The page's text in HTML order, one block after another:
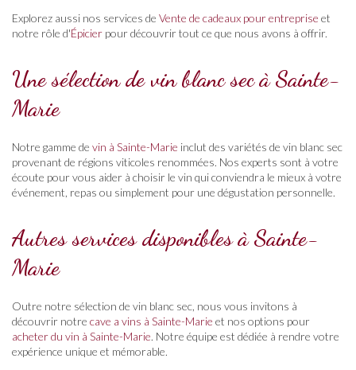
Explorez aussi nos services de Vente de cadeaux pour entreprise et
notre rôle d'Épicier pour découvrir tout ce que nous avons à offrir.
Une sélection de vin blanc sec à Sainte-
Marie
Notre gamme de vin à Sainte-Marie inclut des variétés de vin blanc sec
provenant de régions viticoles renommées. Nos experts sont à votre
écoute pour vous aider à choisir le vin qui conviendra le mieux à votre
événement, repas ou simplement pour une dégustation personnelle.
Autres services disponibles à Sainte-
Marie
Outre notre sélection de vin blanc sec, nous vous invitons à
découvrir notre cave a vins à Sainte-Marie et nos options pour
acheter du vin à Sainte-Marie. Notre équipe est dédiée à rendre votre
expérience unique et mémorable.